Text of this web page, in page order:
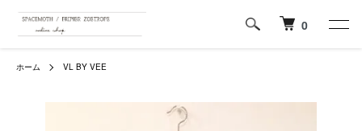
0
ホーム VL BY VEE